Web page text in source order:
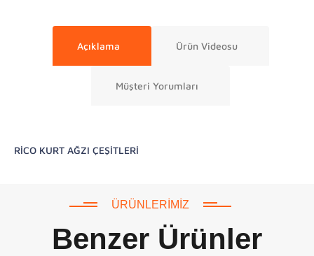
Açıklama Ürün Videosu
Müşteri Yorumları
RİCO KURT AĞZI ÇEŞİTLERİ
ÜRÜNLERIMIZ
Benzer Ürünler